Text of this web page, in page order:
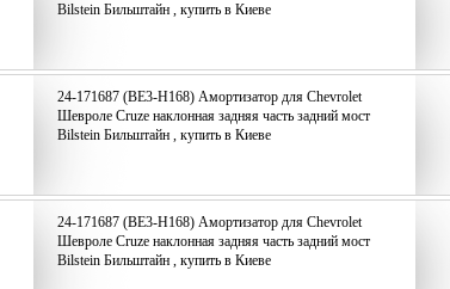
Bilstein Бильштайн , купить в Киеве
24-171687 (BE3-H168) Амортизатор для Chevrolet
Шевроле Cruze наклонная задняя часть задний мост
Bilstein Бильштайн , купить в Киеве
24-171687 (BE3-H168) Амортизатор для Chevrolet
Шевроле Cruze наклонная задняя часть задний мост
Bilstein Бильштайн , купить в Киеве